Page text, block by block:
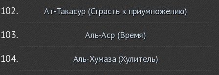
Ат-Такасур (Страсть к приумножению)
Аль-Аср (Время)
Аль-Хумаза (Хулитель)